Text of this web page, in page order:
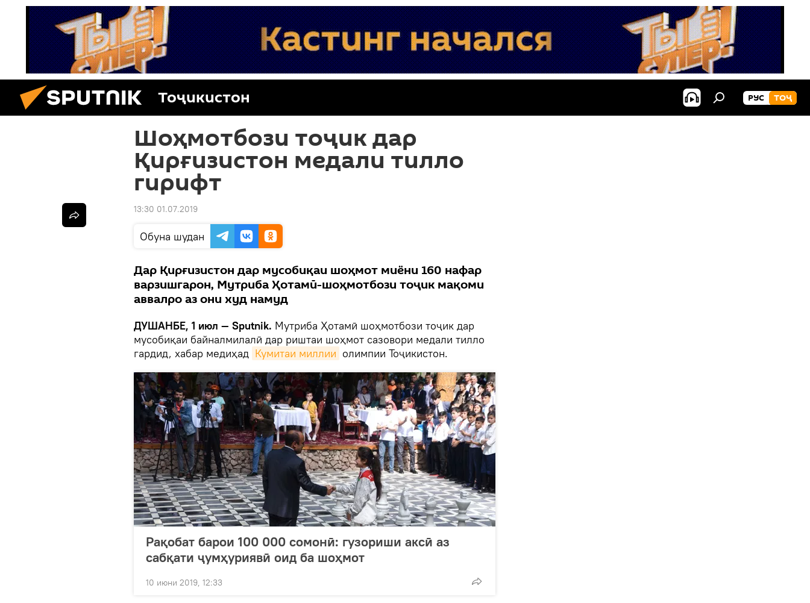
Тоҷикистон РУС ТОҶ
Шоҳмотбози тоҷик дар
Қирғизистон медали тилло
гирифт
13:30 01.07.2019
Обуна шудан
Дар Қирғизистон дар мусобиқаи шоҳмот миёни 160 нафар
варзишгарон, Мутриба Ҳотамӣ-шоҳмотбози тоҷик мақоми
аввалро аз они худ намуд
ДУШАНБЕ, 1 июл — Sputnik. Мутриба Ҳотамӣ шоҳмотбози тоҷик дар
мусобиқаи байналмилалӣ дар риштаи шоҳмот сазовори медали тилло
гардид, хабар медиҳад Кумитаи миллии олимпии Тоҷикистон.
Рақобат барои 100 000 сомонӣ: гузориши аксӣ аз
сабқати ҷумҳуриявӣ оид ба шоҳмот
10 июни 2019, 12:33